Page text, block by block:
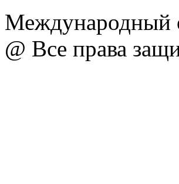
Международный
@ Все права